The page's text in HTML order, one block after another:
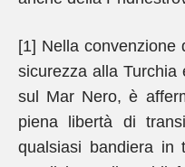
[1] Nella convenzione
sicurezza alla Turchia
sul Mar Nero, è
piena libertà di
qualsiasi bandiera